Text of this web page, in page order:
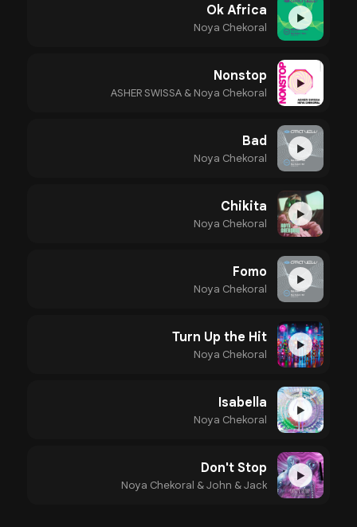
▶
Ok Africa
Noya Chekoral
▶
Nonstop
ASHER SWISSA & Noya Chekoral
▶
Bad
Noya Chekoral
▶
Chikita
Noya Chekoral
▶
Fomo
Noya Chekoral
▶
Turn Up the Hit
Noya Chekoral
▶
Isabella
Noya Chekoral
▶
Don't Stop
Noya Chekoral & John & Jack